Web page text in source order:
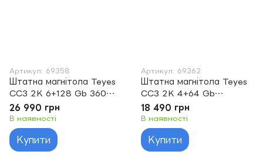
Артикул: 69358
Штатна магнітола Teyes
CC3 2K 6+128 Gb 360°
Chevrolet Cobalt 2 2011 -
2018 9"
26 990 грн
В наявності
Купити
Артикул: 69362
Штатна магнітола Teyes
CC3 2K 4+64 Gb
Chevrolet Cruze 2 2015-
2020 9"
18 490 грн
В наявності
Купити